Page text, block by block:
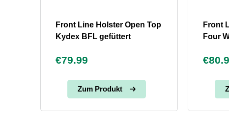
Front Line Holster Open Top
Kydex BFL gefüttert
€79.99
Zum Produkt
Front
Four